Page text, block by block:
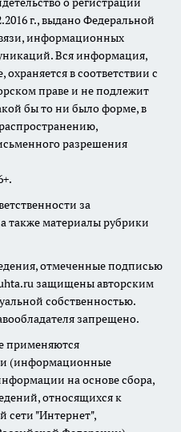
г., выдано Федеральной
информационных
Вся информация,
в соответствии с
праве и не подлежит
бы то ни было форме, в
разрешения
за
также материалы рубрики
отмеченные подписью
защищены авторским
собственностью.
запрещено.
применяются
(информационные
на основе сбора,
относящихся к
сети "Интернет",